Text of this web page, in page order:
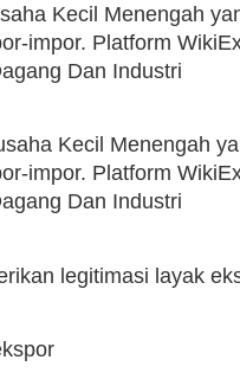
Kecil Menengah
impor. Platform
Dan Industri
Kecil Menengah
impor. Platform
Dan Industri
legitimasi layak